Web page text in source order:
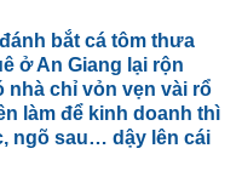
bắt cá tôm thưa
ở An Giang lại rộn
nhà chỉ vỏn vẹn vài rổ
làm để kinh doanh thì
ngõ sau… dậy lên cái